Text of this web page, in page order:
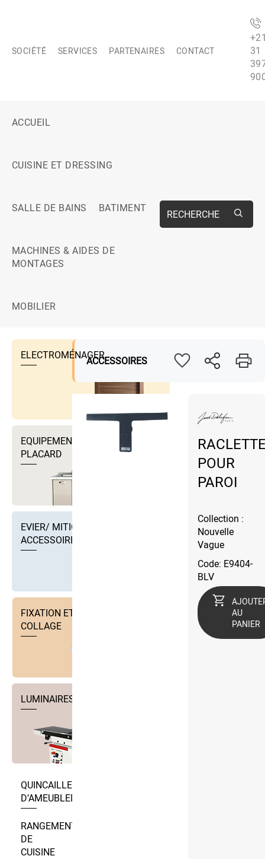
SOCIÉTÉ SERVICES PARTENAIRES CONTACT
31
ACCUEIL
CUISINE ET DRESSING
SALLE DE BAINS BATIMENT
MACHINES & AIDES DE
MONTAGES
MOBILIER
RECHERCHE
ELECTROMÉNAGER
EQUIPEMENTS DRESSING ET
PLACARD
EVIER/ MITIGEUR EVIER ET
ACCESSOIRES
FIXATION ET TECHNIQUE DE
COLLAGE
LUMINAIRES
QUINCAILLERIE
D’AMEUBLEMENT
RANGEMENT
DE
CUISINE
ACCESSOIRES
POUR
PAROI
Collection :
Nouvelle
Vague
Code: E9404-
BLV
AU
PANIER